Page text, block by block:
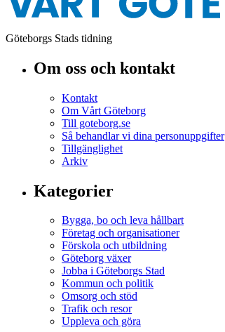
Göteborgs Stads tidning
Om oss och kontakt
Kontakt
Om Vårt Göteborg
Till goteborg.se
Så behandlar vi dina personuppgifter
Tillgänglighet
Arkiv
Kategorier
Bygga, bo och leva hållbart
Företag och organisationer
Förskola och utbildning
Göteborg växer
Jobba i Göteborgs Stad
Kommun och politik
Omsorg och stöd
Trafik och resor
Uppleva och göra